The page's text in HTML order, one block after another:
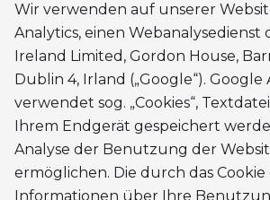
Wir verwenden auf unserer
Analytics, einen Webanalysedienst
Ireland Limited, Gordon House,
Dublin 4, Irland („Google“). Google
verwendet sog. „Cookies“,
Ihrem Endgerät gespeichert
Analyse der Benutzung der
ermöglichen. Die durch das
Informationen über Ihre